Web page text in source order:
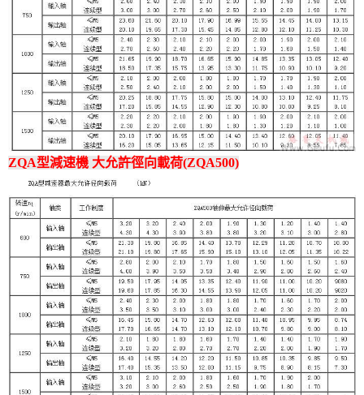
ZQA型減速機 大允許徑向載荷(ZQA500)